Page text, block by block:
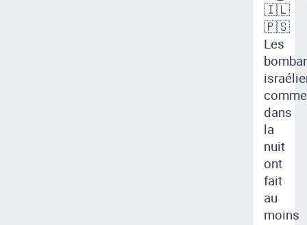
🇮🇱
🇵🇸
Les
dans
la
nuit
ont
fait
au
moins